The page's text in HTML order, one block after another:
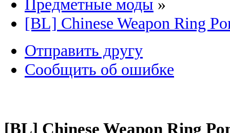
Предметные моды »
[BL] Chinese Weapon Ring
Отправить другу
Сообщить об ошибке
[BL] Chinese Weapon Ring